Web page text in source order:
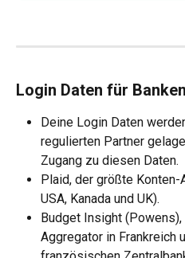
Login Daten für
Deine Login Daten
regulierten Partner
Zugang zu diesen Daten.
Plaid, der größte
USA, Kanada und UK).
Budget Insight
Aggregator in Frankreich